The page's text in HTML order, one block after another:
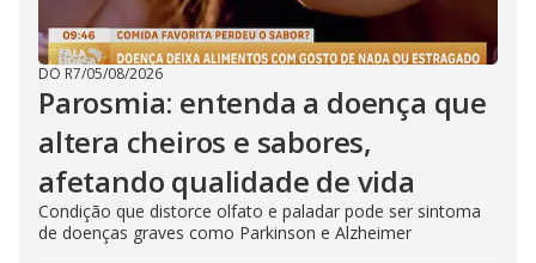
DO R7/05/08/2026
Parosmia: entenda a doença que
altera cheiros e sabores,
afetando qualidade de vida
Condição que distorce olfato e paladar pode ser sintoma
de doenças graves como Parkinson e Alzheimer